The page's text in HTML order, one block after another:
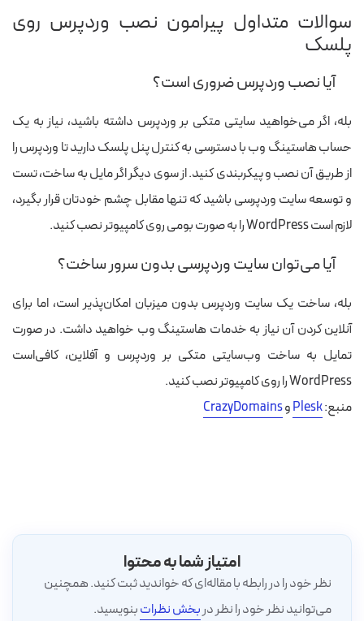
سوالات متداول پیرامون نصب وردپرس روی
پلسک
آیا نصب وردپرس ضروری است؟
بله، اگر می‌خواهید سایتی متکی بر وردپرس داشته باشید، نیاز به یک
حساب هاستینگ وب با دسترسی به کنترل پنل پلسک دارید تا وردپرس را
از طریق آن نصب و پیکربندی کنید. از سوی دیگر اگر مایل به ساخت، تست
و توسعه سایت وردپرسی باشید که تنها مقابل چشم خودتان قرار بگیرد،
لازم است WordPress را به صورت بومی روی کامپیوتر نصب کنید.
آیا می‌توان سایت وردپرسی بدون سرور ساخت؟
بله، ساخت یک سایت وردپرس بدون میزبان امکان‌پذیر است، اما برای
آنلاین کردن آن نیاز به خدمات هاستینگ وب خواهید داشت. در صورت
تمایل به ساخت وب‌سایتی متکی بر وردپرس و آفلاین، کافی‌است
WordPress را روی کامپیوتر نصب کنید.
منبع:PleskوCrazyDomains
امتیاز شما به محتوا
نظر خود را در رابطه با مقاله‌ای که خواندید ثبت کنید. همچنین
می‌توانید نظر خود را نظر دربخش نظراتبنویسید.